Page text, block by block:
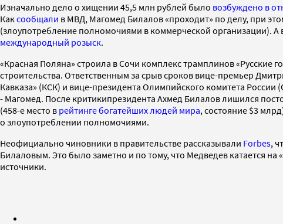
Изначально дело о хищении 45,5 млн рублей было возбуждено в
Каксообщали в МВД, Магомед Билалов «проходит» по делу, при
(злоупотребление полномочиями в коммерческой организации).
международный розыск.
«Красная Поляна» строила в Сочи комплекс трамплинов «Русские
строительства. Ответственным за срыв сроков вице-премьер
Кавказа» (КСК) и вице-президента Олимпийского комитета
- Магомед. После критикипрезидента Ахмед Билалов лишился
(458-е место в рейтинге богатейших людей мира, состояние $3
о злоупотреблении полномочиями.
Неофициально чиновники в правительстве рассказывали Forbes,
Билаловым. Это было заметно и по тому, что Медведев катается
источники.